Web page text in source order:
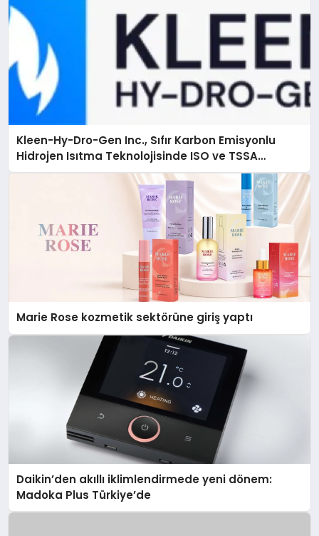
Kleen-Hy-Dro-Gen Inc., Sıfır Karbon Emisyonlu
Hidrojen Isıtma Teknolojisinde ISO ve TSSA
Düzenleyici Onaylarını Aldı
Marie Rose kozmetik sektörüne giriş yaptı
Daikin’den akıllı iklimlendirmede yeni dönem:
Madoka Plus Türkiye’de